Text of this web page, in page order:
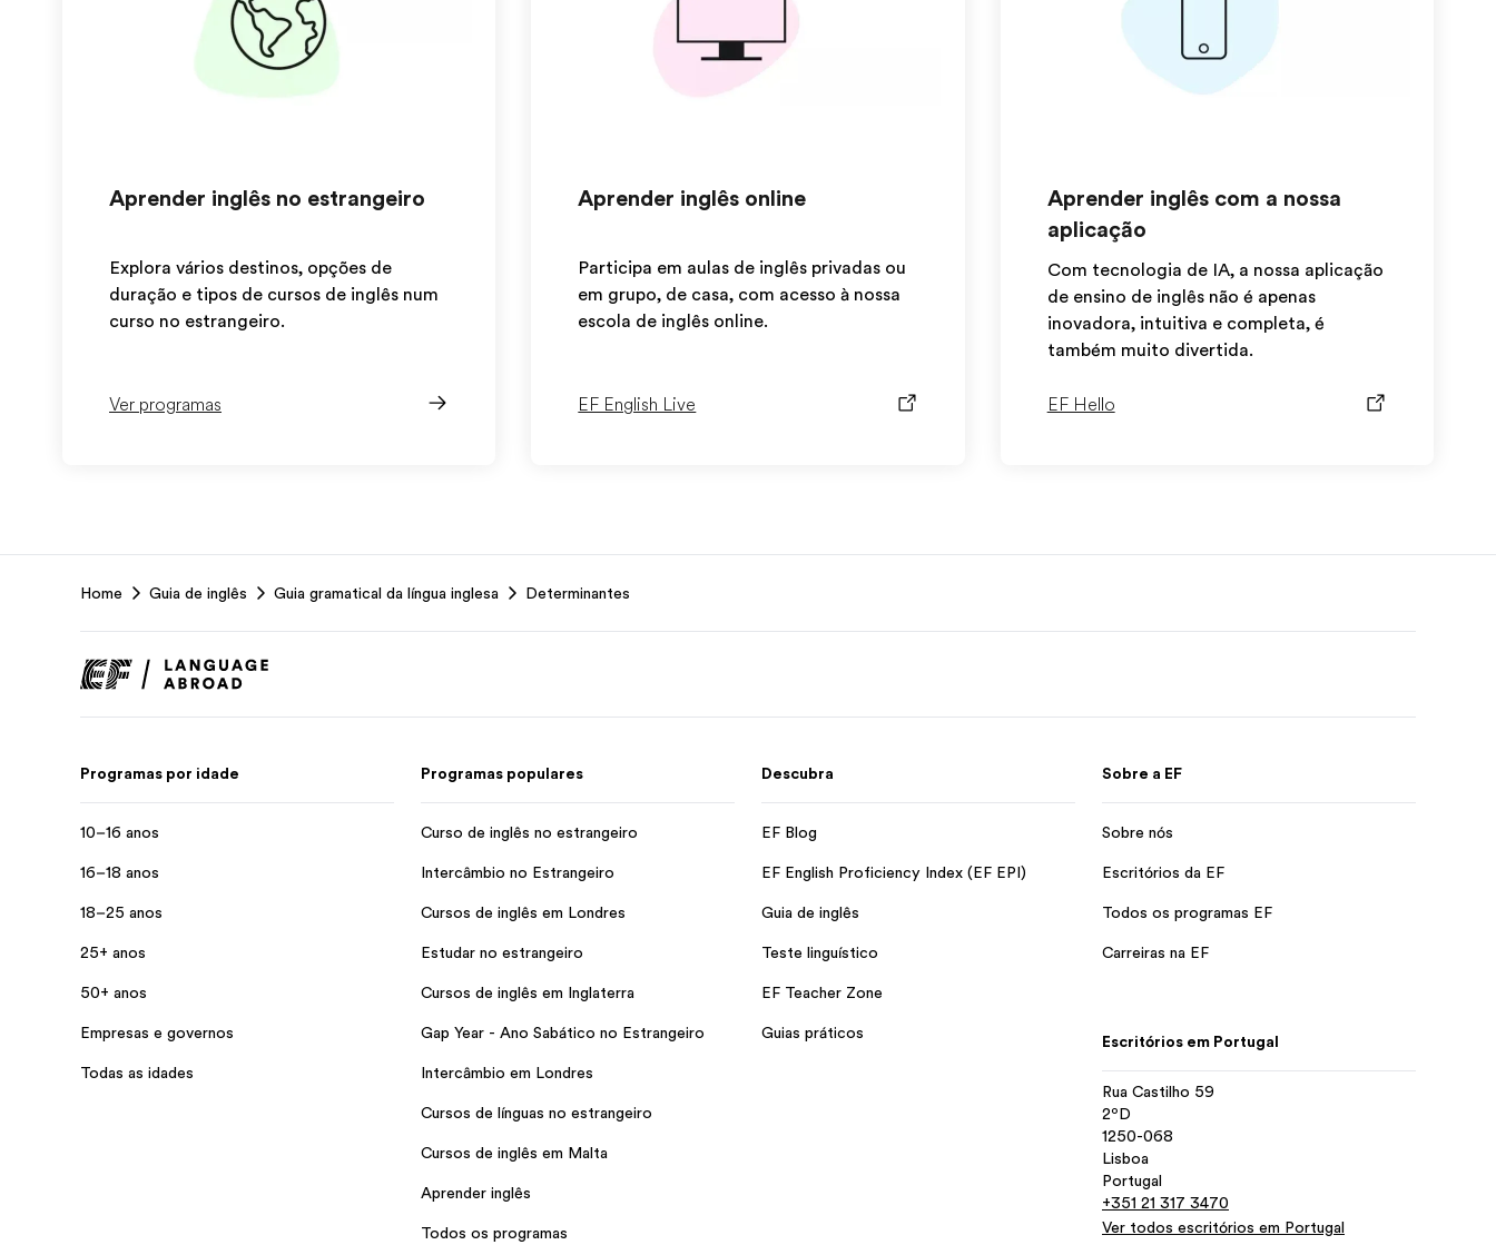
Aprender inglês no estrangeiro
Explora vários destinos, opções de
duração e tipos de cursos de inglês num
curso no estrangeiro.
Ver programas
Aprender inglês online
Participa em aulas de inglês privadas ou
em grupo, de casa, com acesso à nossa
escola de inglês online.
EF English Live
Aprender inglês com a nossa
aplicação
Com tecnologia de IA, a nossa aplicação
de ensino de inglês não é apenas
inovadora, intuitiva e completa, é
também muito divertida.
EF Hello
Home Guia de inglês Guia gramatical da língua inglesa Determinantes
Programas por idade
10–16 anos
16–18 anos
18–25 anos
25+ anos
50+ anos
Empresas e governos
Todas as idades
Programas populares
Curso de inglês no estrangeiro
Intercâmbio no Estrangeiro
Cursos de inglês em Londres
Estudar no estrangeiro
Cursos de inglês em Inglaterra
Gap Year - Ano Sabático no Estrangeiro
Intercâmbio em Londres
Cursos de línguas no estrangeiro
Cursos de inglês em Malta
Aprender inglês
Todos os programas
Descubra
EF Blog
EF English Proficiency Index (EF EPI)
Guia de inglês
Teste linguístico
EF Teacher Zone
Guias práticos
Sobre a EF
Sobre nós
Escritórios da EF
Todos os programas EF
Carreiras na EF
Escritórios em Portugal
Rua Castilho 59
2ºD
1250-068
Lisboa
Portugal
+351 21 317 3470
Ver todos escritórios em Portugal